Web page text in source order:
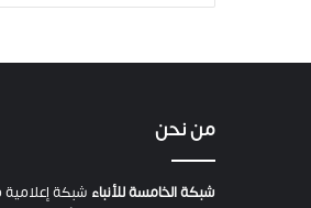
من نحن
شبكة الخامسة للأنباء شبكة